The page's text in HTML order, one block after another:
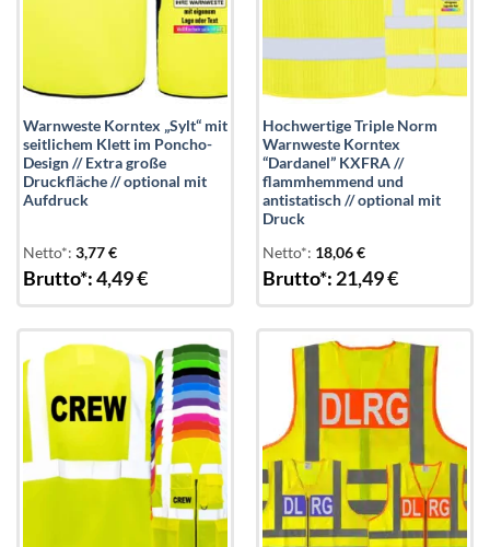
Warnweste Korntex „Sylt“ mit
seitlichem Klett im Poncho-
Design // Extra große
Druckfläche // optional mit
Aufdruck
Netto*: 3,77€
Brutto*:4,49€
Hochwertige Triple Norm
Warnweste Korntex
“Dardanel” KXFRA //
flammhemmend und
antistatisch // optional mit
Druck
Netto*: 18,06€
Brutto*: 21,49€
Add to
wishlist
Add to
wishlist